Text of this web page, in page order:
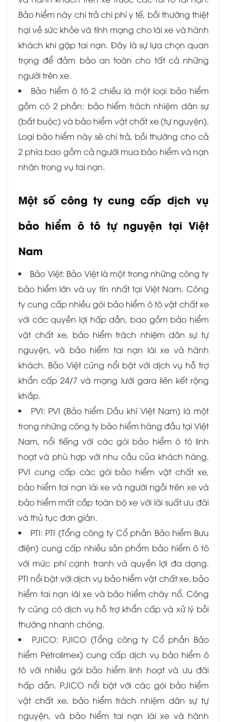
Bảo hiểm này chi trả chi phí y tế, bồi thường thiệt
hại về sức khỏe và tính mạng cho lái xe và hành
khách khi gặp tai nạn. Đây là sự lựa chọn quan
trọng để đảm bảo an toàn cho tất cả những
người trên xe.
Bảo hiểm ô tô 2 chiều là một loại bảo hiểm
gồm có 2 phần: bảo hiểm trách nhiệm dân sự
(bắt buộc) và bảo hiểm vật chất xe (tự nguyện).
Loại bảo hiểm này sẽ chi trả, bồi thường cho cả
2 phía bao gồm cả người mua bảo hiểm và nạn
nhân trong vụ tai nạn.
Một số công ty cung cấp dịch vụ
bảo hiểm ô tô tự nguyện tại Việt
Nam
Bảo Việt: Bảo Việt là một trong những công ty
bảo hiểm lớn và uy tín nhất tại Việt Nam. Công
ty cung cấp nhiều gói bảo hiểm ô tô vật chất xe
với các quyền lợi hấp dẫn, bao gồm bảo hiểm
vật chất xe, bảo hiểm trách nhiệm dân sự tự
nguyện, và bảo hiểm tai nạn lái xe và hành
khách. Bảo Việt cũng nổi bật với dịch vụ hỗ trợ
khẩn cấp 24/7 và mạng lưới gara liên kết rộng
khắp.
PVI: PVI (Bảo hiểm Dầu khí Việt Nam) là một
trong những công ty bảo hiểm hàng đầu tại Việt
Nam, nổi tiếng với các gói bảo hiểm ô tô linh
hoạt và phù hợp với nhu cầu của khách hàng.
PVI cung cấp các gói bảo hiểm vật chất xe,
bảo hiểm tai nạn lái xe và người ngồi trên xe và
bảo hiểm mất cắp toàn bộ xe với lãi suất ưu đãi
và thủ tục đơn giản.
PTI: PTI (Tổng công ty Cổ phần Bảo hiểm Bưu
điện) cung cấp nhiều sản phẩm bảo hiểm ô tô
với mức phí cạnh tranh và quyền lợi đa dạng.
PTI nổi bật với dịch vụ bảo hiểm vật chất xe, bảo
hiểm tai nạn lái xe và bảo hiểm cháy nổ. Công
ty cũng có dịch vụ hỗ trợ khẩn cấp và xử lý bồi
thường nhanh chóng.
PJICO: PJICO (Tổng công ty Cổ phần Bảo
hiểm Petrolimex) cung cấp dịch vụ bảo hiểm ô
tô với nhiều gói bảo hiểm linh hoạt và ưu đãi
hấp dẫn. PJICO nổi bật với các gói bảo hiểm
vật chất xe, bảo hiểm trách nhiệm dân sự tự
nguyện, và bảo hiểm tai nạn lái xe và hành